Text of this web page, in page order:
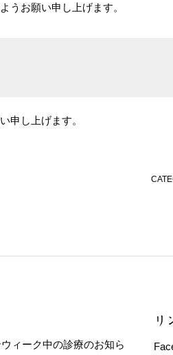
うお願い申し上げます。
申し上げます。
ィーク中の診療のお知ら
リ